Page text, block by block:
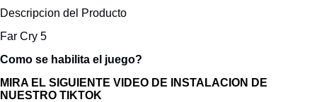
Descripcion del Producto
Far Cry 5
Como se habilita el juego?
MIRA EL SIGUIENTE VIDEO DE INSTALACION DE
NUESTRO TIKTOK